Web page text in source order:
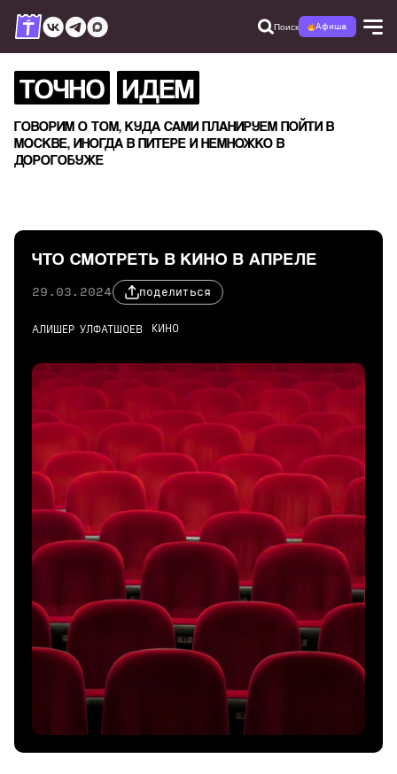
Поиск Афиша
ТОЧНО ИДЕМ
ГОВОРИМ О ТОМ, КУДА САМИ ПЛАНИРУЕМ ПОЙТИ В
МОСКВЕ, ИНОГДА В ПИТЕРЕ И НЕМНОЖКО В
ДОРОГОБУЖЕ
ЧТО СМОТРЕТЬ В КИНО В АПРЕЛЕ
29.03.2024 поделиться
АЛИШЕР УЛФАТШОЕВ КИНО